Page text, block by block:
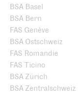
BSA Basel
BSA Bern
FAS Genève
BSA Ostschweiz
FAS Romandie
FAS Ticino
BSA Zürich
BSA Zentralschweiz